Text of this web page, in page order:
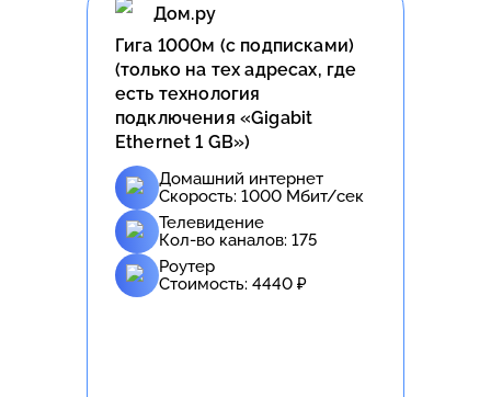
Дом.ру
Гига 1000м (с подписками)
(только на тех адресах, где
есть технология
подключения «Gigabit
Ethernet 1 GB»)
Домашний интернет
Скорость: 1000 Мбит/сек
Телевидение
Кол-во каналов: 175
Роутер
Стоимость: 4440 ₽